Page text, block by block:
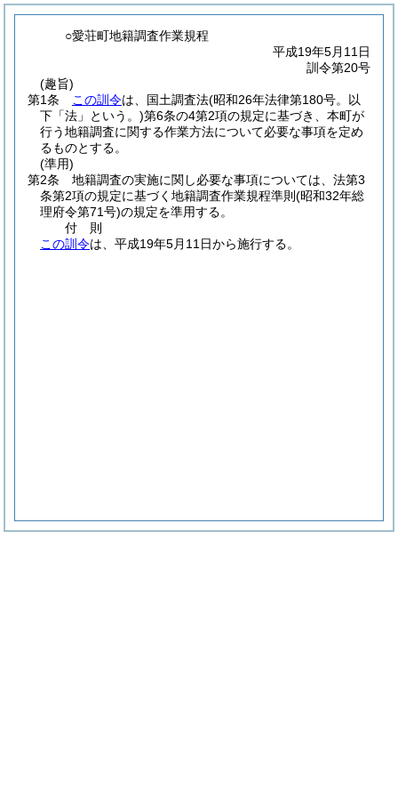
○愛荘町地籍調査作業規程
平成19年5月11日
訓令第20号
(趣旨)
第1条
この訓令は、国土調査法(昭和26年法律第180号。以
下「法」という。)第6条の4第2項の規定に基づき、本町が
行う地籍調査に関する作業方法について必要な事項を定め
るものとする。
(準用)
第2条
地籍調査の実施に関し必要な事項については、法第3
条第2項の規定に基づく地籍調査作業規程準則 (昭和32年総
理府令第71号)の規定を準用する。
付 則
この訓令は、平成19年5月11日から施行する。